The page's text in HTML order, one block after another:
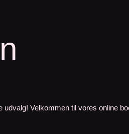
Velkommen til vores online